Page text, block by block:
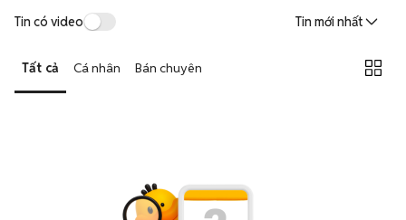
Tin có video Tin mới nhất
Tất cả Cá nhân Bán chuyên